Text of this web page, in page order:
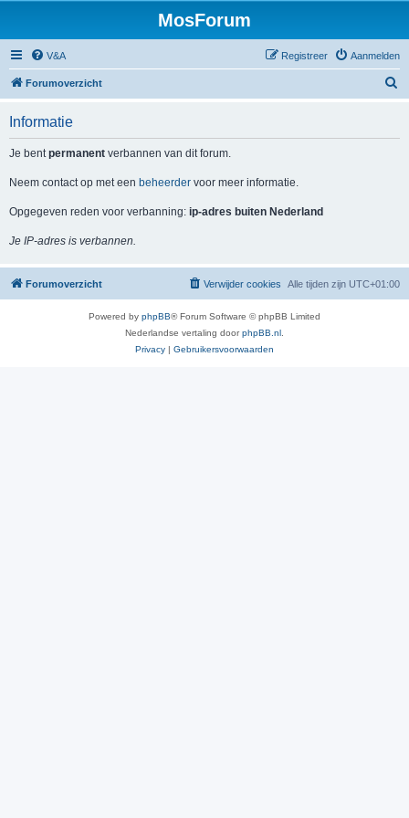
MosForum
V&A Aanmelden
Registreer
Forumoverzicht
Informatie
Je bentpermanent verbannen van dit forum.
Neem contact op met een beheerder voor meer informatie.
Opgegeven reden voor verbanning: ip-adres buiten Nederland
Je IP-adres is verbannen.
Forumoverzicht Alle tijden zijn UTC+01:00
Verwijder cookies
Powered by phpBB® Forum Software © phpBB Limited
Nederlandse vertaling doorphpBB.nl
Privacy | Gebruikersvoorwaarden